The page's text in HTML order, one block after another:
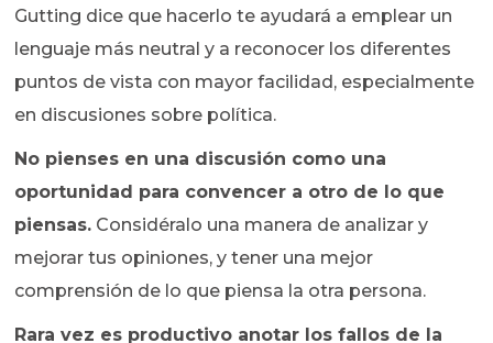
Gutting dice que hacerlo te ayudará a emplear un
lenguaje más neutral y a reconocer los diferentes
puntos de vista con mayor facilidad, especialmente
en discusiones sobre política.
No pienses en una discusión como una
oportunidad para convencer a otro de lo que
piensas. Considéralo una manera de analizar y
mejorar tus opiniones, y tener una mejor
comprensión de lo que piensa la otra persona.
Rara vez es productivo anotar los fallos de la